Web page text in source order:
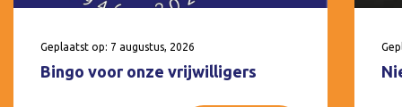
Geplaatst op: 7 augustus, 2026
Bingo voor onze vrijwilligers